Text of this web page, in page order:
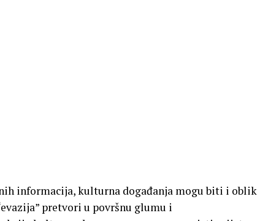
informacija, kulturna događanja mogu biti i oblik
pretvori u površnu glumu i